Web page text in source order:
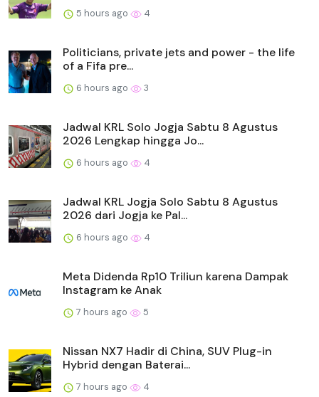
5 hours ago 4
Politicians, private jets and power - the life
of a Fifa pre...
6 hours ago 3
Jadwal KRL Solo Jogja Sabtu 8 Agustus
2026 Lengkap hingga Jo...
6 hours ago 4
Jadwal KRL Jogja Solo Sabtu 8 Agustus
2026 dari Jogja ke Pal...
6 hours ago 4
Meta Didenda Rp10 Triliun karena Dampak
Instagram ke Anak
7 hours ago 5
Nissan NX7 Hadir di China, SUV Plug-in
Hybrid dengan Baterai...
7 hours ago 4